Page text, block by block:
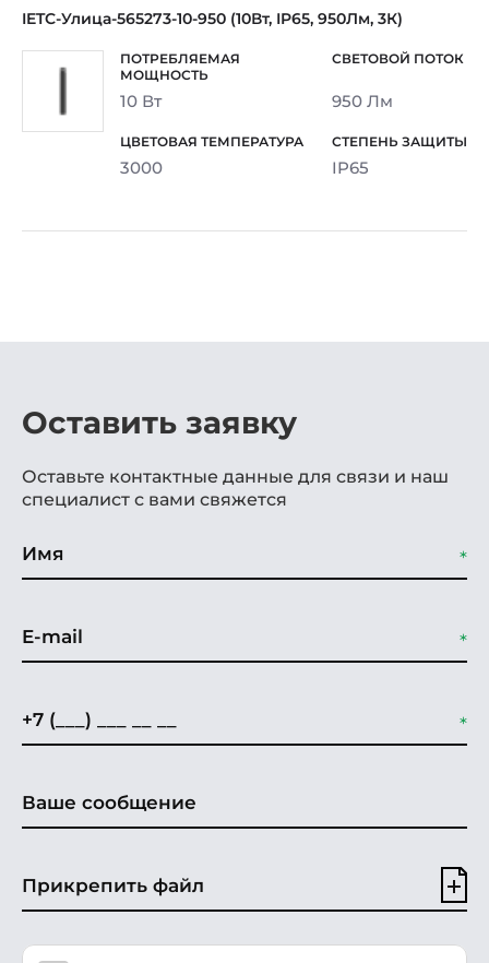
IETC-Улица-565273-10-950 (10Вт, IP65, 950Лм, 3К)
10 Вт 950 Лм
3000 IP65
Оставить заявку
Оставьте контактные данные для связи и наш
специалист с вами свяжется
Прикрепить файл